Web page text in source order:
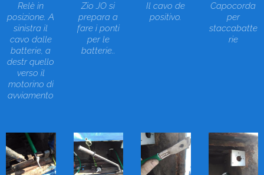
Relè in
posizione. A
sinistra il
cavo dalle
batterie, a
destr quello
verso il
motorino di
avviamento
Zio JO si
prepara a
fare i ponti
per le
batterie..
Il cavo de
positivo.
Capocorda
per
staccabatte
rie